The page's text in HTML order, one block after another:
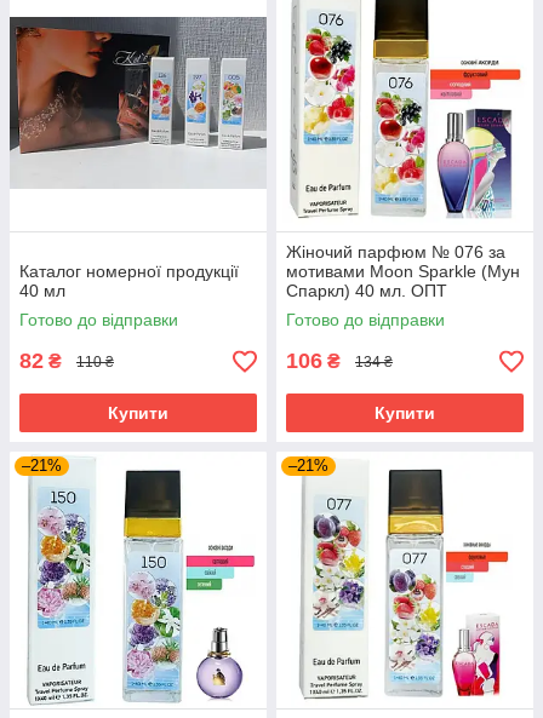
Каталог номерної продукції
40 мл
Готово до відправки
82 ₴ 110 ₴
Купити
Жіночий парфюм № 076 за
мотивами Moon Sparkle (Мун
Спаркл) 40 мл. ОПТ
Готово до відправки
106 ₴ 134 ₴
Купити
–21% –21%